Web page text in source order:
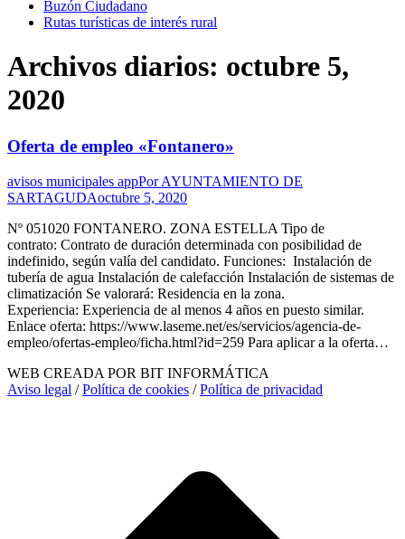
Buzón Ciudadano
Rutas turísticas de interés rural
Archivos diarios: octubre 5,
2020
Oferta de empleo «Fontanero»
avisos municipales appPorAYUNTAMIENTO DE
SARTAGUDAoctubre 5, 2020
Nº 051020 FONTANERO. ZONA ESTELLA Tipo de
contrato: Contrato de duración determinada con posibilidad de
indefinido, según valía del candidato. Funciones: Instalación de
tubería de agua Instalación de calefacción Instalación de sistemas de
climatización Se valorará: Residencia en la zona.
Experiencia: Experiencia de al menos 4 años en puesto similar.
Enlace oferta: https://www.laseme.net/es/servicios/agencia-de-
empleo/ofertas-empleo/ficha.html?id=259 Para aplicar a la oferta…
WEB CREADA POR BIT INFORMÁTICA
Aviso legal /Política de cookies /Política de privacidad